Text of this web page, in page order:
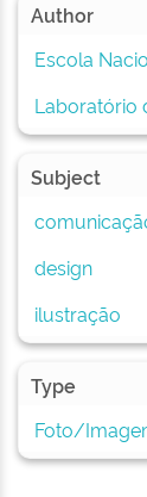
Author
Escola
Laboratório
Subject
design
ilustração
Type
Foto/